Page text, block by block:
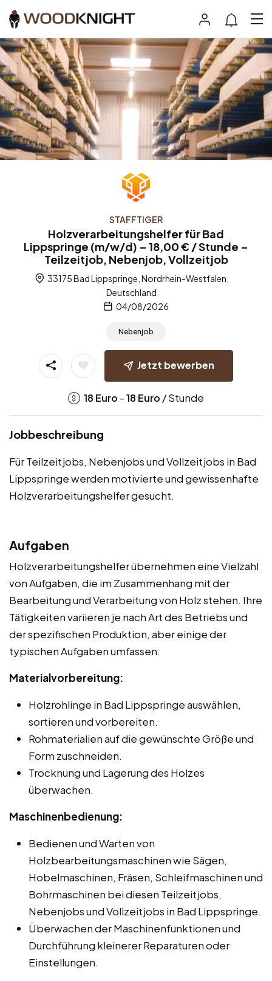
STAFFTIGER
Holzverarbeitungshelfer für Bad
Lippspringe (m/w/d) – 18,00 € / Stunde –
Teilzeitjob, Nebenjob, Vollzeitjob
33175 Bad Lippspringe, Nordrhein-Westfalen,
Deutschland
04/08/2026
Nebenjob
Jetzt bewerben
18 Euro -18 Euro / Stunde
Jobbeschreibung
Für Teilzeitjobs, Nebenjobs und Vollzeitjobs in Bad
Lippspringe werden motivierte und gewissenhafte
Holzverarbeitungshelfer gesucht.
Aufgaben
Holzverarbeitungshelfer übernehmen eine Vielzahl
von Aufgaben, die im Zusammenhang mit der
Bearbeitung und Verarbeitung von Holz stehen. Ihre
Tätigkeiten variieren je nach Art des Betriebs und
der spezifischen Produktion, aber einige der
typischen Aufgaben umfassen:
Materialvorbereitung:
Holzrohlinge in Bad Lippspringe auswählen,
sortieren und vorbereiten.
Rohmaterialien auf die gewünschte Größe und
Form zuschneiden.
Trocknung und Lagerung des Holzes
überwachen.
Maschinenbedienung:
Bedienen und Warten von
Holzbearbeitungsmaschinen wie Sägen,
Hobelmaschinen, Fräsen, Schleifmaschinen und
Bohrmaschinen bei diesen Teilzeitjobs,
Nebenjobs und Vollzeitjobs in Bad Lippspringe.
Überwachen der Maschinenfunktionen und
Durchführung kleinerer Reparaturen oder
Einstellungen.